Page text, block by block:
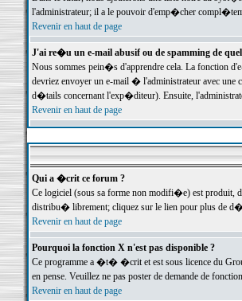
l'administrateur; il a le pouvoir d'emp�cher
Revenir en haut de page
J'ai re�u un e-mail abusif ou de spamming de
Nous sommes pein�s d'apprendre cela. La fonction
devriez envoyer un e-mail � l'administrateur avec une
d�tails concernant l'exp�diteur). Ensuite,
Revenir en haut de page
Qui a �crit ce forum ?
Ce logiciel (sous sa forme non modifi�e) est produit,
distribu� librement; cliquez sur le lien pour plus de
Revenir en haut de page
Pourquoi la fonction X n'est pas disponible ?
Ce programme a �t� �crit et est sous licence du
en pense. Veuillez ne pas poster de demande de
Revenir en haut de page